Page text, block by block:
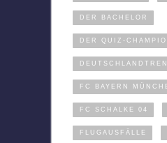
DER BACHELOR
DER QUIZ-
FC BAYERN
FC SCHALKE 04
FLUGAUSFÄLLE